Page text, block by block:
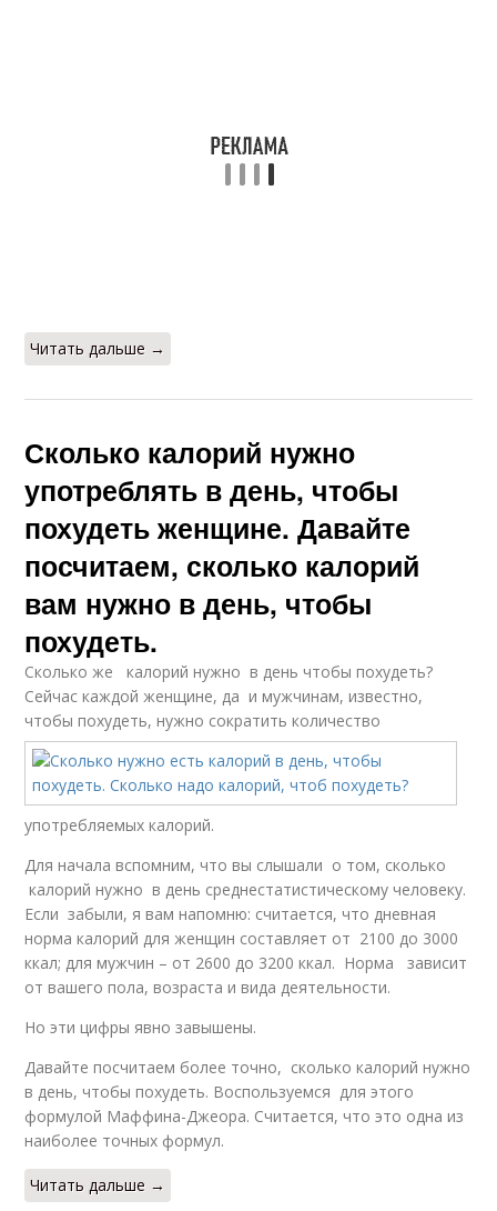
Читать дальше →
Сколько калорий нужно
употреблять в день, чтобы
похудеть женщине. Давайте
посчитаем, сколько калорий
вам нужно в день, чтобы
похудеть.
Сколько же калорий нужно в день чтобы похудеть?
Сейчас каждой женщине, да и мужчинам, известно,
чтобы похудеть, нужно сократить количество
употребляемых калорий.
Для начала вспомним, что вы слышали о том, сколько
калорий нужно в день среднестатистическому человеку.
Если забыли, я вам напомню: считается, что дневная
норма калорий для женщин составляет от 2100 до 3000
ккал; для мужчин – от 2600 до 3200 ккал. Норма зависит
от вашего пола, возраста и вида деятельности.
Но эти цифры явно завышены.
Давайте посчитаем более точно, сколько калорий нужно
в день, чтобы похудеть. Воспользуемся для этого
формулой Маффина-Джеора. Считается, что это одна из
наиболее точных формул.
Читать дальше →